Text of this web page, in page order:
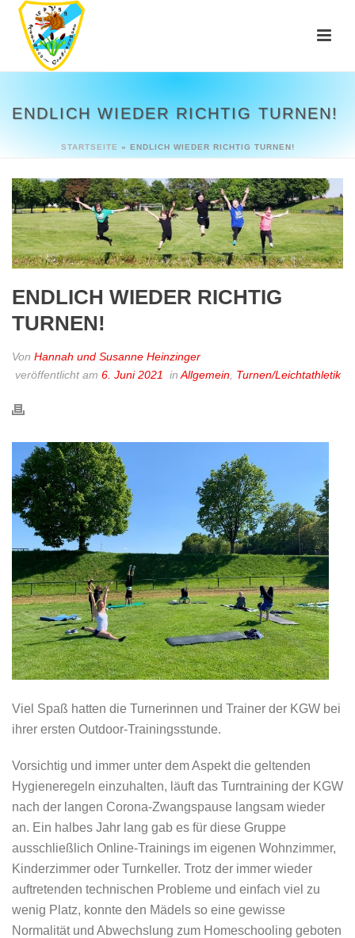
ENDLICH WIEDER RICHTIG TURNEN!
STARTSEITE » ENDLICH WIEDER RICHTIG TURNEN!
ENDLICH WIEDER RICHTIG
TURNEN!
Von Hannah und Susanne Heinzinger
veröffentlicht am 6. Juni 2021 in Allgemein Turnen/Leichtathletik
Viel Spaß hatten die Turnerinnen und Trainer der KGW bei
ihrer ersten Outdoor-Trainingsstunde.
Vorsichtig und immer unter dem Aspekt die geltenden
Hygieneregeln einzuhalten, läuft das Turntraining der KGW
nach der langen Corona-Zwangspause langsam wieder
an. Ein halbes Jahr lang gab es für diese Gruppe
ausschließlich Online-Trainings im eigenen Wohnzimmer,
Kinderzimmer oder Turnkeller. Trotz der immer wieder
auftretenden technischen Probleme und einfach viel zu
wenig Platz, konnte den Mädels so eine gewisse
Normalität und Abwechslung zum Homeschooling geboten